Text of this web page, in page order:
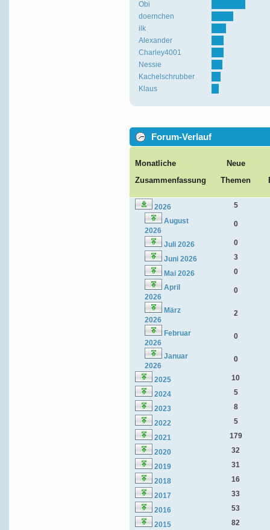
Obi
doernchen
ilk
Alexander
Charley4001
Nessie
Kachelschrubber
Klaus
Forum-Verlauf
Monatliche
Zusammenfassung
Neue
Themen
2026
5
August
2026
0
Juli 2026
0
Juni 2026
3
Mai 2026
0
April
2026
0
März
2026
2
Februar
2026
0
Januar
2026
0
2025
10
2024
5
2023
8
2022
5
2021
179
2020
32
2019
31
2018
16
2017
33
2016
53
2015
82